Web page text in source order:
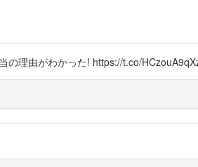
の理由がわかった! https://t.co/